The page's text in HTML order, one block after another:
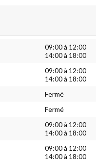
09:00 à 12:00
14:00 à 18:00
09:00 à 12:00
14:00 à 18:00
Fermé
Fermé
09:00 à 12:00
14:00 à 18:00
09:00 à 12:00
14:00 à 18:00